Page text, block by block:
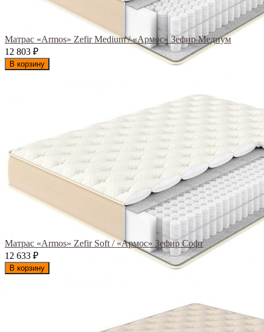
Матрас «Armos» Zefir Medium / «Армос» Зефир Медиум
12 803 ₽
В корзину
Матрас «Armos» Zefir Soft / «Армос» Зефир Софт
12 633 ₽
В корзину